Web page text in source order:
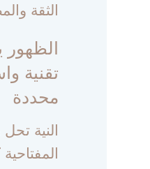
الثقة
الظهور
تقنية
محددة
النية